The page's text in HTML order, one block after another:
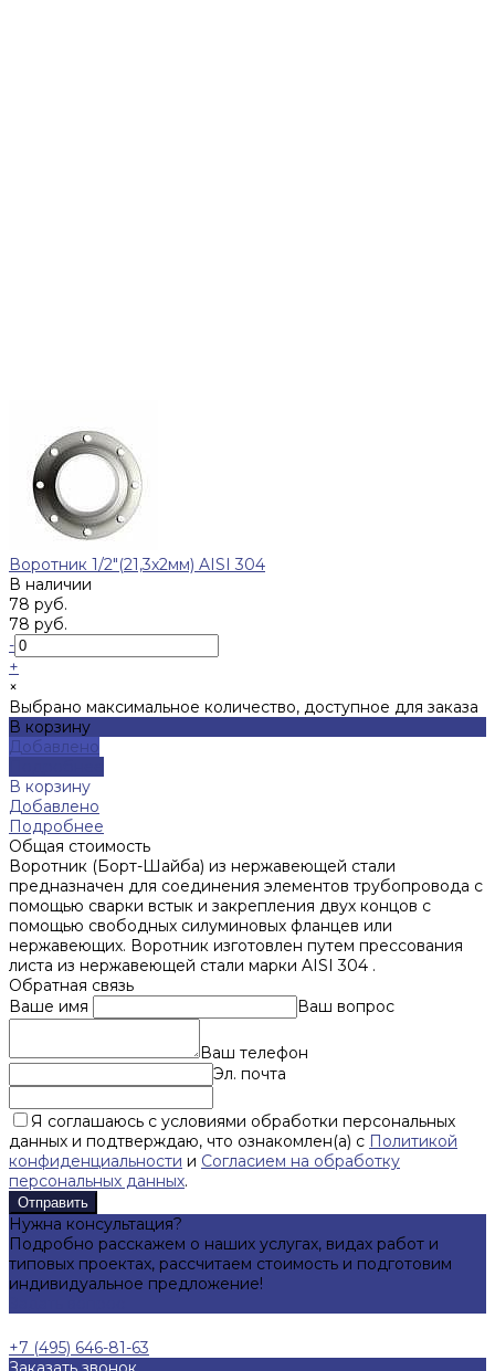
Воротник 1/2"(21,3x2мм) AISI 304
В наличии
78 руб.
78 руб.
-
+
×
Выбрано максимальное количество, доступное для заказа
В корзину
Добавлено
В корзину
Добавлено
Подробнее
Общая стоимость
Воротник (Борт-Шайба) из нержавеющей стали
предназначен для соединения элементов трубопровода с
помощью сварки встык и закрепления двух концов с
помощью свободных силуминовых фланцев или
нержавеющих. Воротник изготовлен путем прессования
листа из нержавеющей стали марки AISI 304 .
Обратная связь
Ваше имя
Ваш вопрос
Ваш телефон
Эл. почта
Я соглашаюсь с условиями обработки персональных
данных и подтверждаю, что ознакомлен(а) с Политикой
конфиденциальности и Согласием на обработку
персональных данных.
Отправить
Нужна консультация?
Подробно расскажем о наших услугах, видах работ и
типовых проектах, рассчитаем стоимость и подготовим
индивидуальное предложение!
+7 (495) 646-81-63